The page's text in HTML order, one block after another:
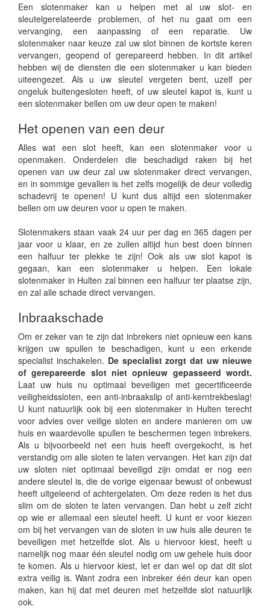
Een slotenmaker kan u helpen met al uw slot- en
sleutelgerelateerde problemen, of het nu gaat om een
vervanging, een aanpassing of een reparatie. Uw
slotenmaker naar keuze zal uw slot binnen de kortste keren
vervangen, geopend of gerepareerd hebben. In dit artikel
hebben wij de diensten die een slotenmaker u kan bieden
uiteengezet. Als u uw sleutel vergeten bent, uzelf per
ongeluk buitengesloten heeft, of uw sleutel kapot is, kunt u
een slotenmaker bellen om uw deur open te maken!
Het openen van een deur
Alles wat een slot heeft, kan een slotenmaker voor u
openmaken. Onderdelen die beschadigd raken bij het
openen van uw deur zal uw slotenmaker direct vervangen,
en in sommige gevallen is het zelfs mogelijk de deur volledig
schadevrij te openen! U kunt dus altijd een slotenmaker
bellen om uw deuren voor u open te maken.
Slotenmakers staan vaak 24 uur per dag en 365 dagen per
jaar voor u klaar, en ze zullen altijd hun best doen binnen
een halfuur ter plekke te zijn! Ook als uw slot kapot is
gegaan, kan een slotenmaker u helpen. Een lokale
slotenmaker in Hulten zal binnen een halfuur ter plaatse zijn,
en zal alle schade direct vervangen.
Inbraakschade
Om er zeker van te zijn dat inbrekers niet opnieuw een kans
krijgen uw spullen te beschadigen, kunt u een erkende
specialist inschakelen. De specialist zorgt dat uw nieuwe
of gerepareerde slot niet opnieuw gepasseerd wordt.
Laat uw huis nu optimaal beveiligen met gecertificeerde
veiligheidssloten, een anti-inbraakslip of anti-kerntrekbeslag!
U kunt natuurlijk ook bij een slotenmaker in Hulten terecht
voor advies over veilige sloten en andere manieren om uw
huis en waardevolle spullen te beschermen tegen inbrekers.
Als u bijvoorbeeld net een huis heeft overgekocht, is het
verstandig om alle sloten te laten vervangen. Het kan zijn dat
uw sloten niet optimaal beveiligd zijn omdat er nog een
andere sleutel is, die de vorige eigenaar bewust of onbewust
heeft uitgeleend of achtergelaten. Om deze reden is het dus
slim om de sloten te laten vervangen. Dan hebt u zelf zicht
op wie er allemaal een sleutel heeft. U kunt er voor kiezen
om bij het vervangen van de sloten in uw huis alle deuren te
beveiligen met hetzelfde slot. Als u hiervoor kiest, heeft u
namelijk nog maar één sleutel nodig om uw gehele huis door
te komen. Als u hiervoor kiest, let er dan wel op dat dit slot
extra veilig is. Want zodra een inbreker één deur kan open
maken, kan hij dat met deuren met hetzelfde slot natuurlijk
ook.